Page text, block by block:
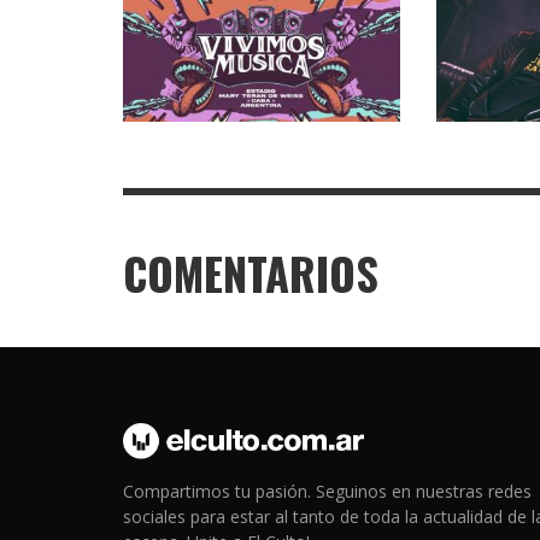
COMENTARIOS
Compartimos tu pasión. Seguinos en nuestras redes
sociales para estar al tanto de toda la actualidad de